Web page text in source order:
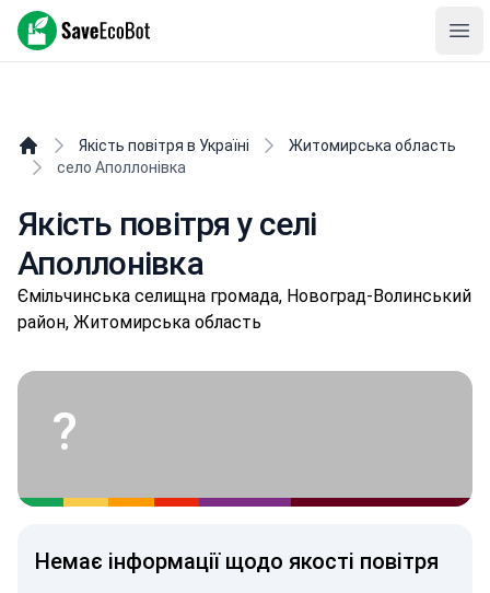
SaveEcoBot
Якість повітря в Україні
Житомирська область
село Аполлонівка
Якість повітря у селі
Аполлонівка
Ємільчинськa селищнa громада, Новоград-Волинський
район, Житомирська область
?
Немає інформації щодо якості повітря